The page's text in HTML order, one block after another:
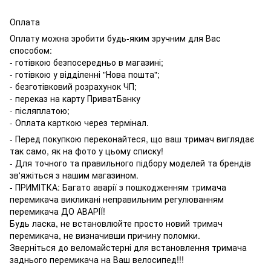
Оплата
Оплату можна зробити будь-яким зручним для Вас
способом:
- готівкою безпосередньо в магазині;
- готівкою у відділенні "Нова пошта";
- безготівковий розрахунок ЧП;
- переказ на карту ПриватБанку
- післяплатою;
- Оплата карткою через термінал.
- Перед покупкою переконайтеся, що ваш тримач виглядає
так само, як на фото у цьому списку!
- Для точного та правильного підбору моделей та брендів
зв'яжіться з нашим магазином.
- ПРИМІТКА: Багато аварії з пошкодженням тримача
перемикача викликані неправильним регулюванням
перемикача ДО АВАРІЇ!
Будь ласка, не встановлюйте просто новий тримач
перемикача, не визначивши причину поломки.
Зверніться до веломайстерні для встановлення тримача
заднього перемикача на Ваш велосипед!!!